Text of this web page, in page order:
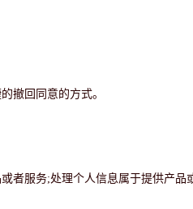
撤回同意的方式。
者服务;处理个人信息属于提供产品